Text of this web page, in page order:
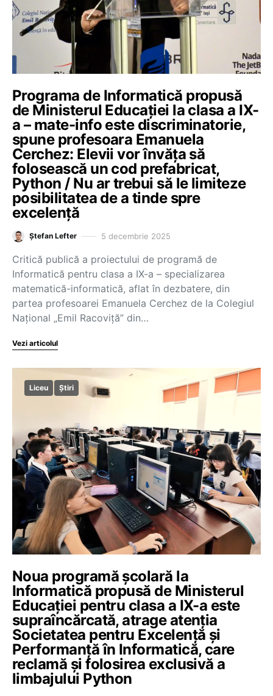
Programa de Informatică propusă
de Ministerul Educației la clasa a IX-
a – mate-info este discriminatorie,
spune profesoara Emanuela
Cerchez: Elevii vor învăța să
folosească un cod prefabricat,
Python / Nu ar trebui să le limiteze
posibilitatea de a tinde spre
excelență
Ștefan Lefter 5 decembrie 2025
Critică publică a proiectului de programă de
Informatică pentru clasa a IX-a – specializarea
matematică-informatică, aflat în dezbatere, din
partea profesoarei Emanuela Cerchez de la Colegiul
Național „Emil Racoviță” din…
Vezi articolul
Liceu Știri
Noua programă școlară la
Informatică propusă de Ministerul
Educației pentru clasa a IX-a este
supraîncărcată, atrage atenția
Societatea pentru Excelență și
Performanță în Informatică, care
reclamă și folosirea exclusivă a
limbajului Python